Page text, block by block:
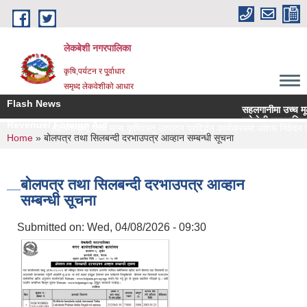
Skip to main content
लेकबेशी नगरपालिका
कृषि,पर्यटन र पू्र्वाधार
समृध्द लेकवेशीको आधार
Flash News
सहलगानीमा उच्च मूल्य
लकेवेशी नगरपालिकाको
You are here
Home » बोलपत्र तथा सिलबन्दी दरभाउपत्र आव्हान सम्बन्धी सूचना
बोलपत्र तथा सिलबन्दी दरभाउपत्र आव्हान
सम्बन्धी सूचना
Submitted on: Wed, 04/08/2026 - 09:30